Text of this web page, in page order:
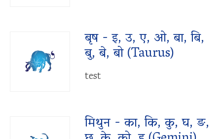
बृष - इ, उ, ए, ओ, बा, बि,
बु, बे, बो (Taurus)
test
मिथुन - का, कि, कु, घ, ङ,